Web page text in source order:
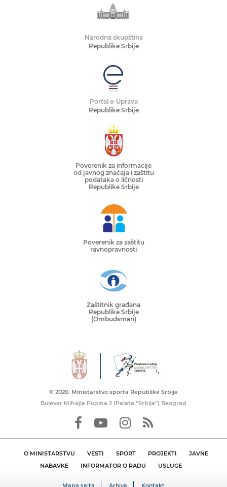
Narodna skupština
Republike Srbije
Portal e-Uprava
Republike Srbije
Poverenik za informacije
od javnog značaja i zaštitu
podataka o ličnosti
Republike Srbije
Poverenik za zaštitu
ravnopravnosti
Zaštitnik građana
Republike Srbije
(Ombudsman)
© 2020. Ministarstvo sporta Republike Srbije
Bulevar Mihajla Pupina 2 (Palata “Srbija”) Beograd
O MINISTARSTVU VESTI SPORT PROJEKTI
JAVNE
NABAVKE
INFORMATOR O RADU USLUGE